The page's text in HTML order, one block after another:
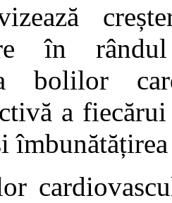
în
bolilor
a